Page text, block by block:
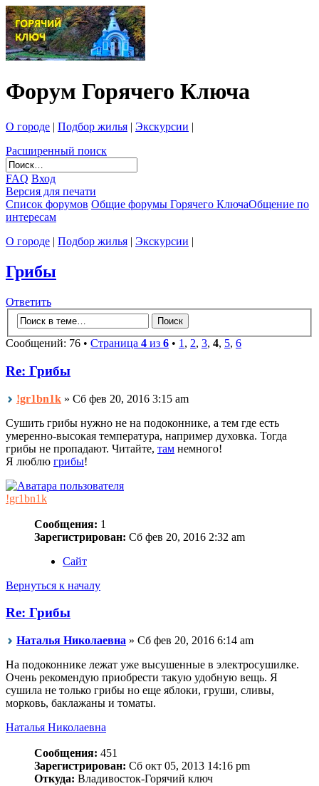
Форум Горячего Ключа
О городе | Подбор жилья | Экскурсии |
Расширенный поиск
FAQ Вход
Версия для печати
Список форумов Общие форумы Горячего КлючаОбщение по
интересам
О городе | Подбор жилья | Экскурсии |
Грибы
Ответить
Сообщений: 76 • Страница 4 из 6 • 1 , 2, 3, 4, 5, 6
Re: Грибы
!gr1bn1k » Сб фев 20, 2016 3:15 am
Сушить грибы нужно не на подоконнике, а тем где есть
умеренно-высокая температура, например духовка. Тогда
грибы не пропадают. Читайте, там немного!
Я люблю грибы!
!gr1bn1k
Сообщения: 1
Зарегистрирован: Сб фев 20, 2016 2:32 am
Сайт
Вернуться к началу
Re: Грибы
Наталья Николаевна » Сб фев 20, 2016 6:14 am
На подоконнике лежат уже высушенные в электросушилке.
Очень рекомендую приобрести такую удобную вещь. Я
сушила не только грибы но еще яблоки, груши, сливы,
морковь, баклажаны и томаты.
Наталья Николаевна
Сообщения: 451
Зарегистрирован: Сб окт 05, 2013 14:16 pm
Откуда: Владивосток-Горячий ключ